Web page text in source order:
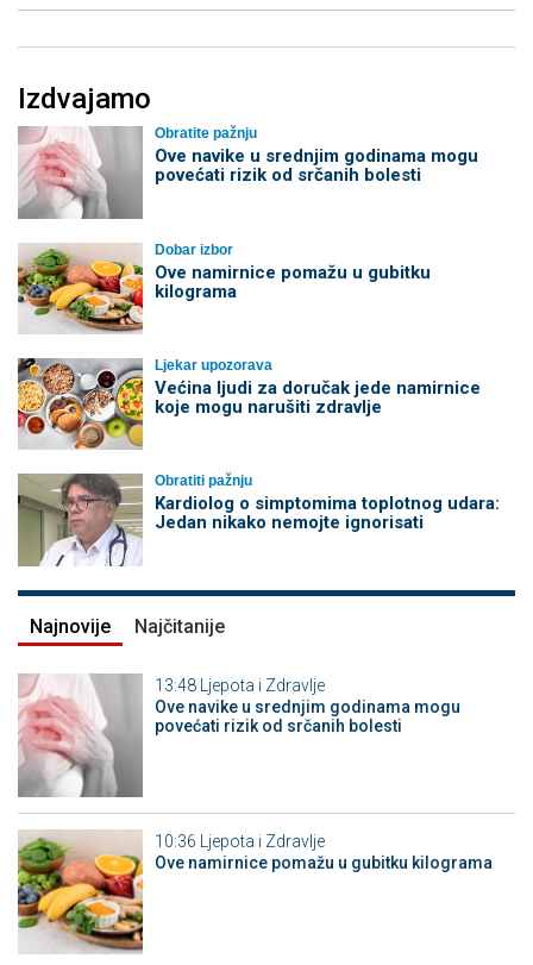
Izdvajamo
Obratite pažnju
Ove navike u srednjim godinama mogu
povećati rizik od srčanih bolesti
Dobar izbor
Ove namirnice pomažu u gubitku
kilograma
Ljekar upozorava
Većina ljudi za doručak jede namirnice
koje mogu narušiti zdravlje
Obratiti pažnju
Kardiolog o simptomima toplotnog udara:
Jedan nikako nemojte ignorisati
Najnovije Najčitanije
13:48 Ljepota i Zdravlje
Ove navike u srednjim godinama mogu
povećati rizik od srčanih bolesti
10:36
Ljepota i Zdravlje
Ove namirnice pomažu u gubitku kilograma